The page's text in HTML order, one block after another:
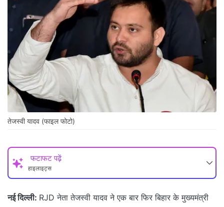
तेजस्वी यादव (फाइल फोटो)
फटाफट पढ़ें
हाइलाइट्स
नई दिल्ली: RJD नेता तेजस्वी यादव ने एक बार फिर बिहार के मुख्यमंत्री